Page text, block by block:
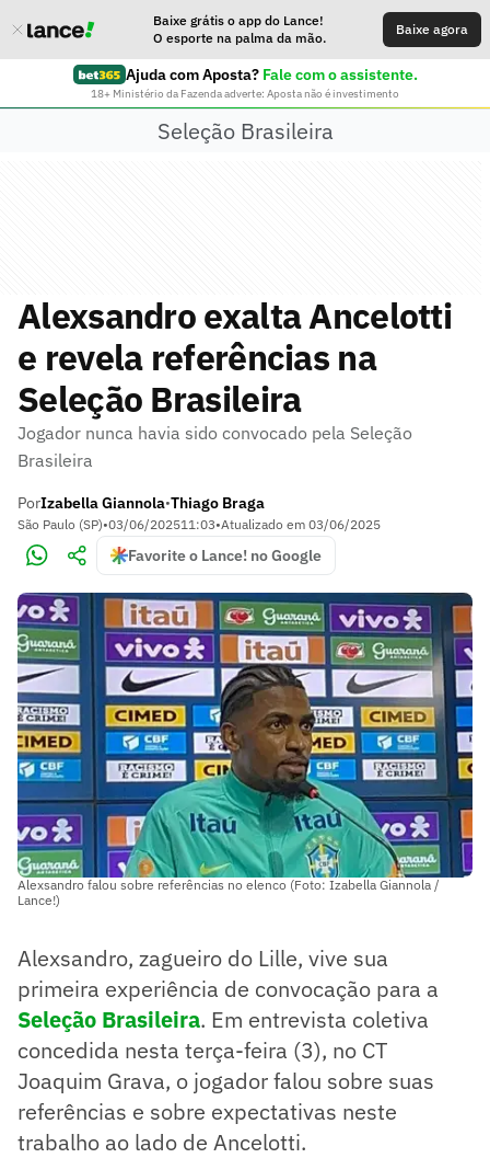
Baixe grátis o app do Lance!
O esporte na palma da mão.
Baixe agora
Ajuda com Aposta? Fale com o assistente.
18+ Ministério da Fazenda adverte: Aposta não é investimento
Seleção Brasileira
Alexsandro exalta Ancelotti
e revela referências na
Seleção Brasileira
Jogador nunca havia sido convocado pela Seleção
Brasileira
PorIzabella Giannola•Thiago Braga
São Paulo (SP)•03/06/202511:03•Atualizado em 03/06/2025
Favorite o Lance! no Google
Alexsandro falou sobre referências no elenco (Foto: Izabella Giannola /
Lance!)
Alexsandro, zagueiro do Lille, vive sua
primeira experiência de convocação para a
Seleção Brasileira. Em entrevista coletiva
concedida nesta terça-feira (3), no CT
Joaquim Grava, o jogador falou sobre suas
referências e sobre expectativas neste
trabalho ao lado de Ancelotti.